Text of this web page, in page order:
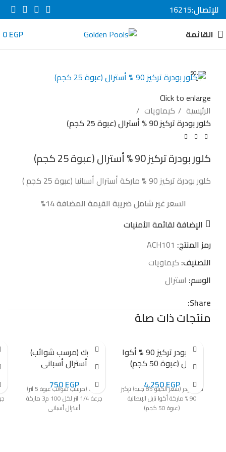
للإتصال:16215
القائمة
0EGP
SOLD O
UT
Click to enlarge
الرئيسية
كيماويات
كلور بودرة تركيز 90 % أسترال (عبوة 25 كجم)
كلور بودرة تركيز 90 % أسترال (عبوة 25 كجم)
كلور بودرة تركيز 90 % ماركة أسترال أسبانيا (عبوة 25 كجم )
السعر غير شامل ضريبة القيمة المضافة 14%
الإضافة لقائمة الأمنيات
رمز المنتج: ACH101
التصنيف: كيماويات
الوسم: استرال
Share:
منتجات ذات صلة
كلور بودر تركيز 90 % أكوا
نايل (عبوة 50 كجم)
4,250EGP
كلور بودر (سعر الكيلو 85 جنيه) تركيز
90 % ماركة أكوا نايل الإيطالية
(عبوة 50 كجم)
فلوك (مرسب شوائب)
أسترال أسبانى
750EGP
فلوك (مرسب شوائب عبوة 5 لتر)
جرعة 1/4 لتر لكل 100 م3 ماركة
أسترال أسبانى